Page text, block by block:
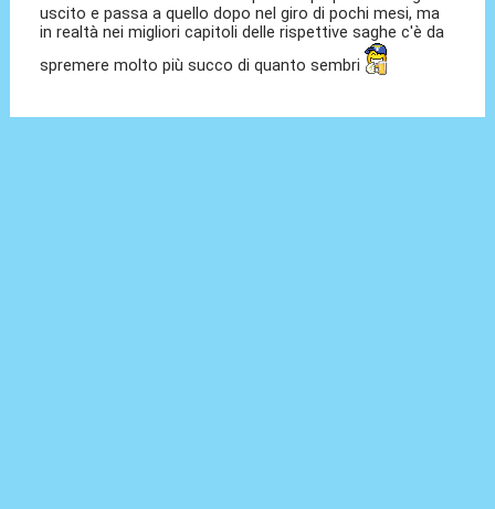
uscito e passa a quello dopo nel giro di pochi mesi, ma
in realtà nei migliori capitoli delle rispettive saghe c'è da
spremere molto più succo di quanto sembri